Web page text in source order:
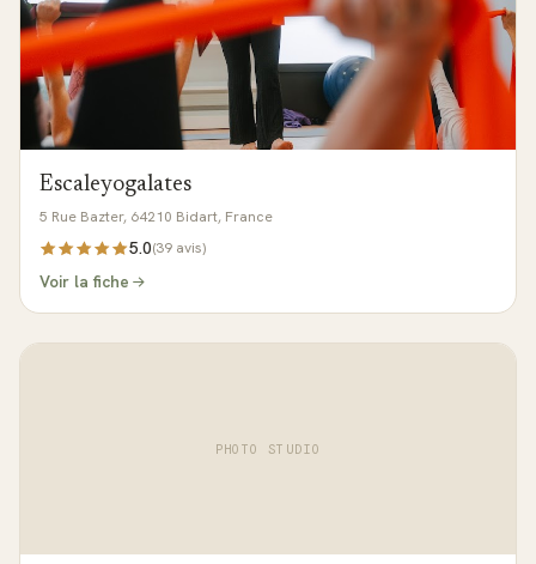
Escaleyogalates
5 Rue Bazter, 64210 Bidart, France
5.0(39 avis)
Voir la fiche
PHOTO STUDIO